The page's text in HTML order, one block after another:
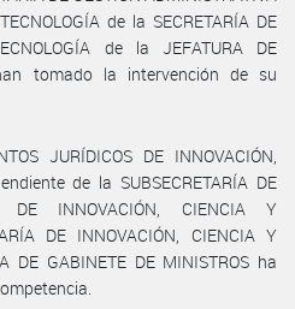
de la SECRETARÍA DE
de la JEFATURA DE
tomado la intervención de su
JURÍDICOS DE INNOVACIÓN,
de la SUBSECRETARÍA DE
DE INNOVACIÓN, CIENCIA Y
DE INNOVACIÓN, CIENCIA Y
DE GABINETE DE MINISTROS ha